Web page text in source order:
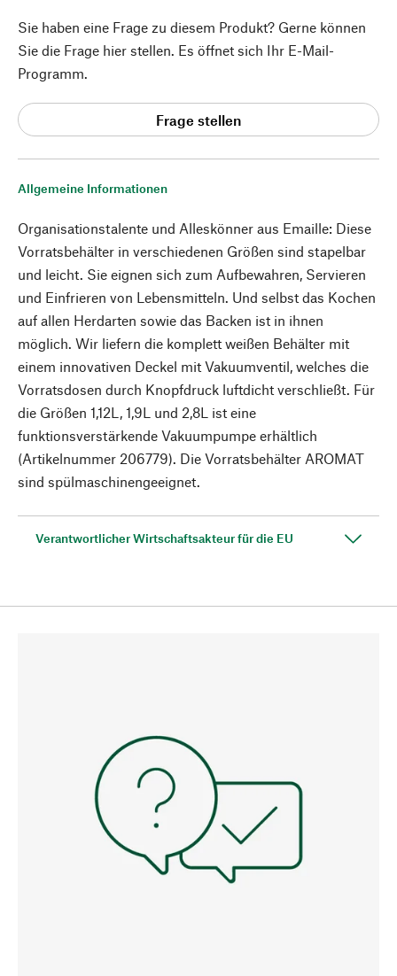
Allgemeine Informationen
Organisationstalente und Alleskönner aus Emaille: Diese
Vorratsbehälter in verschiedenen Größen sind stapelbar
und leicht. Sie eignen sich zum Aufbewahren, Servieren
und Einfrieren von Lebensmitteln. Und selbst das Kochen
auf allen Herdarten sowie das Backen ist in ihnen
möglich. Wir liefern die komplett weißen Behälter mit
einem innovativen Deckel mit Vakuumventil, welches die
Vorratsdosen durch Knopfdruck luftdicht verschließt. Für
die Größen 1,12L, 1,9L und 2,8L ist eine
funktionsverstärkende Vakuumpumpe erhältlich
(Artikelnummer 206779). Die Vorratsbehälter AROMAT
sind spülmaschinengeeignet.
Verantwortlicher Wirtschaftsakteur für die EU
Sie haben eine Frage zu diesem Produkt? Gerne können
Sie die Frage hier stellen. Es öffnet sich Ihr E-Mail-
Programm.
Frage stellen